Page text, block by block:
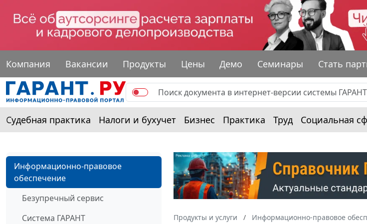
Компания Вакансии Продукты Цены Демо Семинары Стать
Судебная практика Налоги и бухучет Бизнес Практика Труд Социальная
Информационно-правовое
обеспечение
Безупречный сервис
Система ГАРАНТ
Продукты и услуги Информационно-правовое